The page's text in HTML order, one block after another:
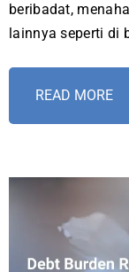
beribadat,
lainnya seperti di
READ MORE